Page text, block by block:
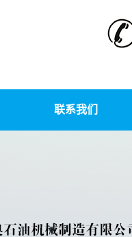
联系我们